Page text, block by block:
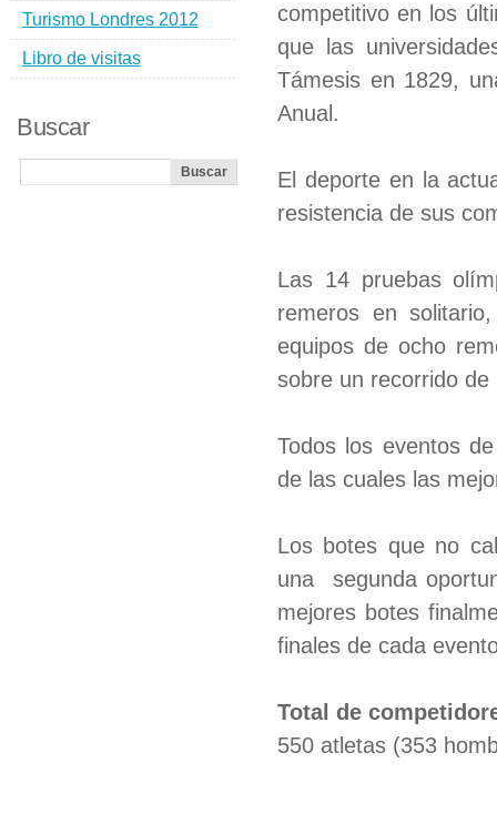
competitivo en los
que las
Támesis en 1829,
Anual.
El deporte en la
resistencia de sus
Las 14 pruebas
remeros en
equipos de ocho
sobre un recorrido
Todos los eventos
de las cuales las
Los botes que no
una segunda
mejores botes
finales de cada
Total de
550 atletas (353
Turismo Londres 2012
Libro de visitas
Buscar